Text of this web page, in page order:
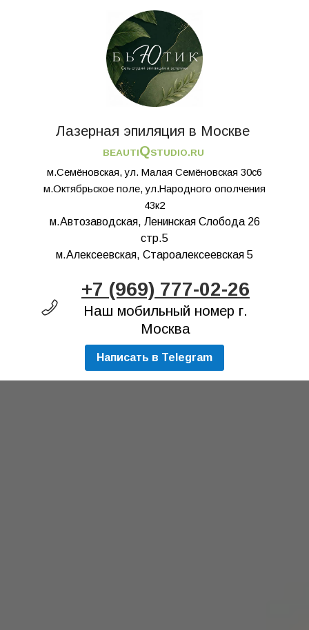
Лазерная эпиляция в Москве
BEAUTIQSTUDIO.RU
м.Семёновская, ул. Малая Семёновская 30с6
м.Октябрьское поле, ул.Народного ополчения
43к2
м.Автозаводская, Ленинская Слобода 26
стр.5
м.Алексеевская, Староалексеевская 5
+7 (969) 777-02-26
Наш мобильный номер г.
Москва
Написать в Telegram